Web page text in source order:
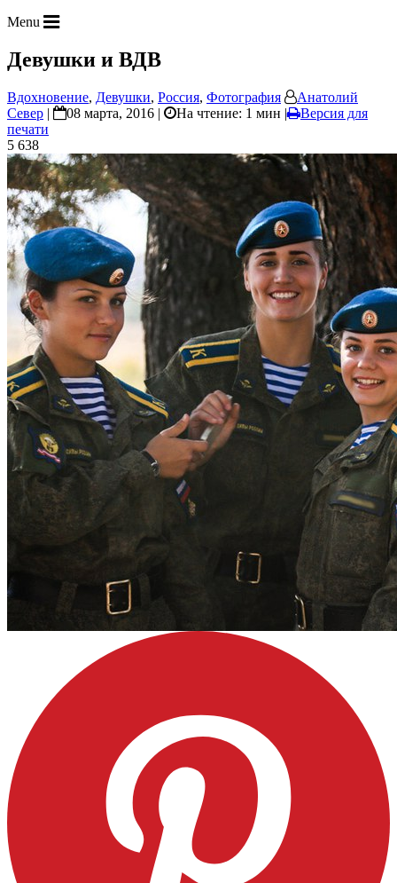
Menu
Девушки и ВДВ
Вдохновение, Девушки, Россия, Фотография
Анатолий
Север | 08 марта, 2016 | На чтение: 1 мин |
Версия для
печати
5 638